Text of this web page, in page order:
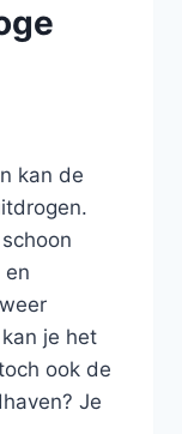
kan de
en
je het
ook de
Je